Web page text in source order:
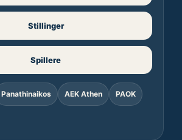
Stillinger
Spillere
Panathinaikos AEK Athen PAOK